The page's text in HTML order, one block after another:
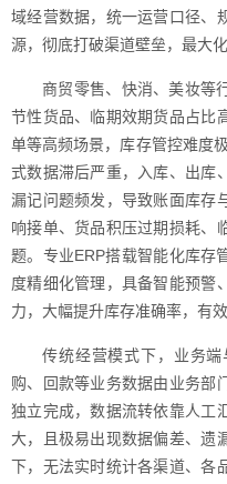
域经营数据，统一运营口径、
源，彻底打破渠道壁垒，最大
商贸零售、快消、美妆等
节性货品、临期效期货品占比
单等高频场景，库存管控难度
式数据滞后严重，入库、出库
漏记问题频发，导致账面库存
响接单、货品积压过期损耗、
题。专业ERP搭载智能化库存
度精细化管理，具备智能预警
力，大幅提升库存准确率，有
传统经营模式下，业务
购、回款等业务数据由业务部
独立完成，数据流转依靠人工
大，且极易出现数据偏差、遗
下，无法实时统计各渠道、各